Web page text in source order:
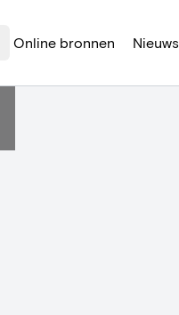
Online bronnen Nieuws